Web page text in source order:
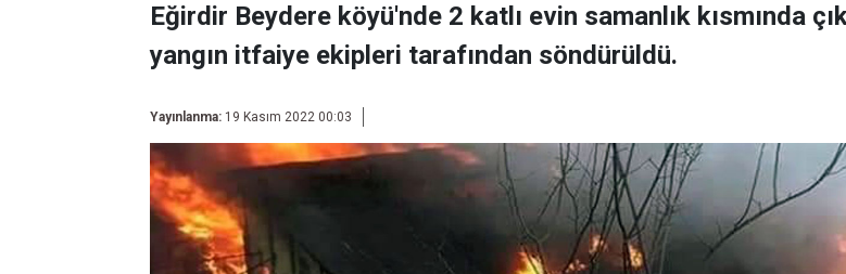
Eğirdir Beydere köyü'nde 2 katlı evin samanlık kısmında
yangın itfaiye ekipleri tarafından söndürüldü.
Yayınlanma: 19 Kasım 2022 00:03